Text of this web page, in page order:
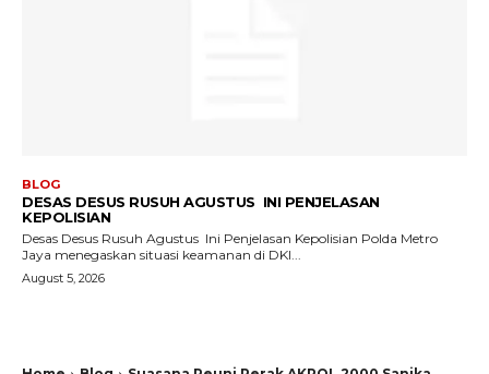
BLOG
DESAS DESUS RUSUH AGUSTUS INI PENJELASAN
KEPOLISIAN
Desas Desus Rusuh Agustus Ini Penjelasan Kepolisian Polda Metro
Jaya menegaskan situasi keamanan di DKI...
August 5, 2026